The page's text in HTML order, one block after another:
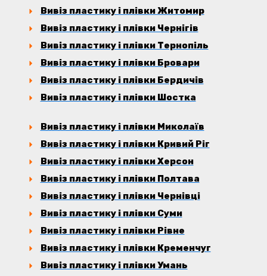
Вивіз пластику і плівки Житомир
Вивіз пластику і плівки Чернігів
Вивіз пластику і плівки Тернопіль
Вивіз пластику і плівки Бровари
Вивіз пластику і плівки Бердичів
Вивіз пластику і плівки Шостка
Вивіз пластику і плівки Миколаїв
Вивіз пластику і плівки Кривий Ріг
Вивіз пластику і плівки Херсон
Вивіз пластику і плівки Полтава
Вивіз пластику і плівки Чернівці
Вивіз пластику і плівки Суми
Вивіз пластику і плівки Рівне
Вивіз пластику і плівки Кременчуг
Вивіз пластику і плівки Умань